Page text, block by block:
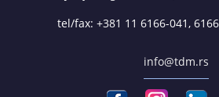
tel/fax: +381 11 6166-041 ,
info@tdm.rs